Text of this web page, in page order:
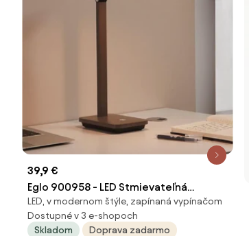
39,9 €
Eglo 900958 - LED Stmievateľná
nabíjacia lampa INIESTA LED/3,6W/5V
1800mAh hnedá
LED, v modernom štýle, zapínaná vypínačom
Dostupné v 3 e-shopoch
Skladom
Doprava zadarmo